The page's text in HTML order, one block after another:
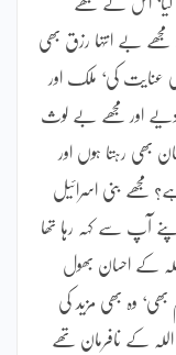
بے انتہا رزق بھی
عنایت کی‘ ملک اور
اور مجھے بے لوث
بھی رہتا ہوں اور
مجھے بنی اسرائیل
آپ سے کہہ رہا تھا
کے احسان بھول
وہ بھی مزید کی
کے نافرمان تھے